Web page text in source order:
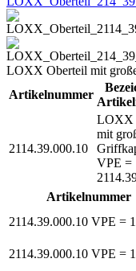
LOXX Oberteil mit
Artikelnummer
2114.39.000.10
LOXX
mit
VPE =
Artikelnummer
2114.39.000.10 VPE =
2114.39.000.10 VPE =